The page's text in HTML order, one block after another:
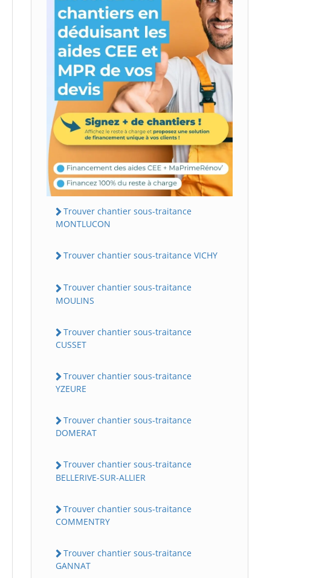
Trouver chantier sous-traitance
MONTLUCON
Trouver chantier sous-traitance VICHY
Trouver chantier sous-traitance
MOULINS
Trouver chantier sous-traitance
CUSSET
Trouver chantier sous-traitance
YZEURE
Trouver chantier sous-traitance
DOMERAT
Trouver chantier sous-traitance
BELLERIVE-SUR-ALLIER
Trouver chantier sous-traitance
COMMENTRY
Trouver chantier sous-traitance
GANNAT